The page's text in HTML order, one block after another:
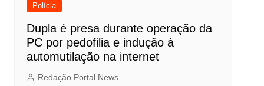
Polícia
Dupla é presa durante operação da
PC por pedofilia e indução à
automutilação na internet
Redação Portal News